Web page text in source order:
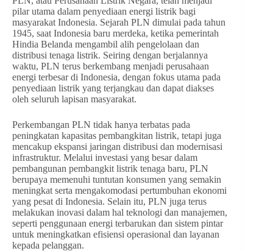
pilar utama dalam penyediaan energi listrik bagi
masyarakat Indonesia. Sejarah PLN dimulai pada tahun
1945, saat Indonesia baru merdeka, ketika pemerintah
Hindia Belanda mengambil alih pengelolaan dan
distribusi tenaga listrik. Seiring dengan berjalannya
waktu, PLN terus berkembang menjadi perusahaan
energi terbesar di Indonesia, dengan fokus utama pada
penyediaan listrik yang terjangkau dan dapat diakses
oleh seluruh lapisan masyarakat.
Perkembangan PLN tidak hanya terbatas pada
peningkatan kapasitas pembangkitan listrik, tetapi juga
mencakup ekspansi jaringan distribusi dan modernisasi
infrastruktur. Melalui investasi yang besar dalam
pembangunan pembangkit listrik tenaga baru, PLN
berupaya memenuhi tuntutan konsumen yang semakin
meningkat serta mengakomodasi pertumbuhan ekonomi
yang pesat di Indonesia. Selain itu, PLN juga terus
melakukan inovasi dalam hal teknologi dan manajemen,
seperti penggunaan energi terbarukan dan sistem pintar
untuk meningkatkan efisiensi operasional dan layanan
kepada pelanggan.